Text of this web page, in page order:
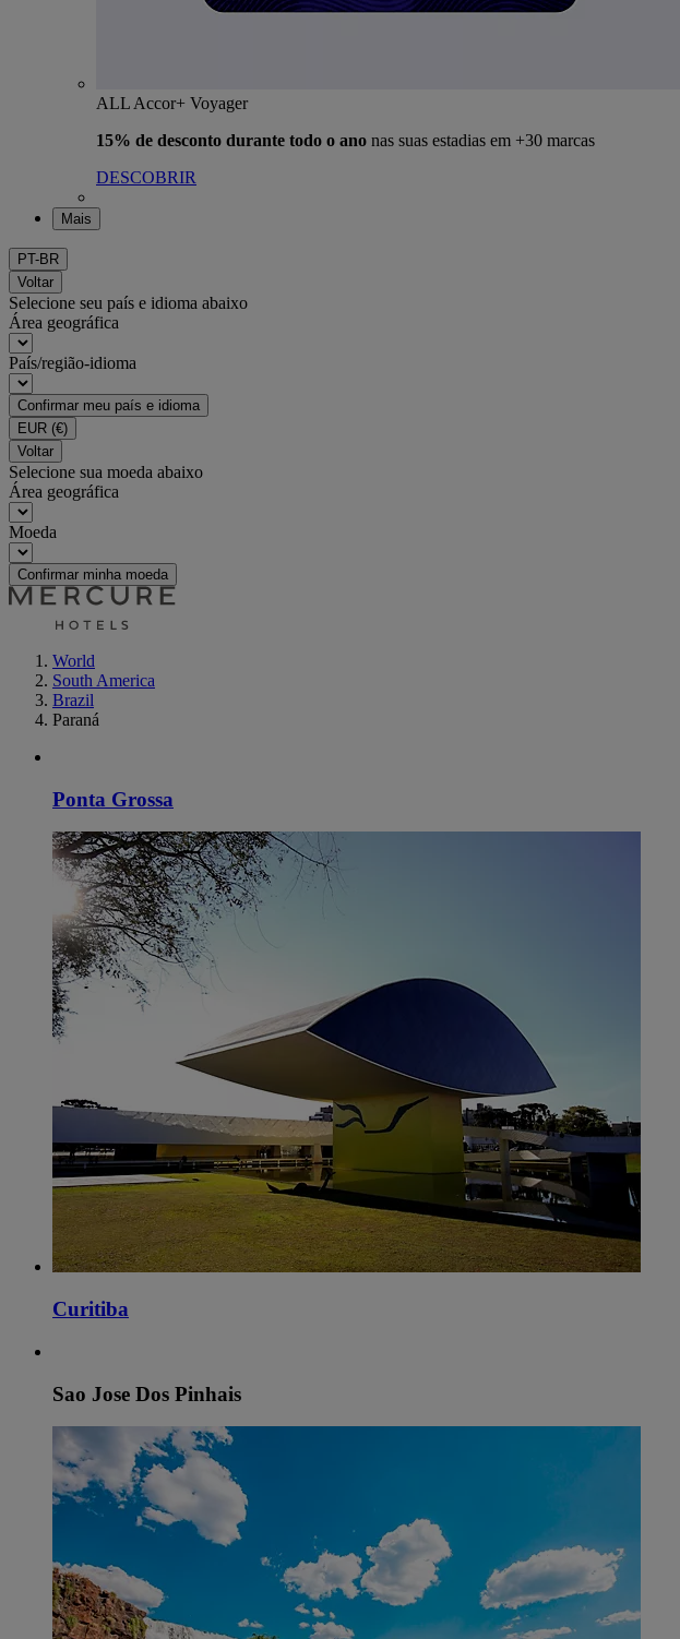
ALL Accor+ Voyager
15% de desconto durante todo o ano nas suas estadias em +30 marcas
DESCOBRIR
Mais
PT-BR
Voltar
Selecione seu país e idioma abaixo
Área geográfica
País/região-idioma
Confirmar meu país e idioma
EUR (€)
Voltar
Selecione sua moeda abaixo
Área geográfica
Moeda
Confirmar minha moeda
World
South America
Brazil
Paraná
Ponta Grossa
Curitiba
Sao Jose Dos Pinhais